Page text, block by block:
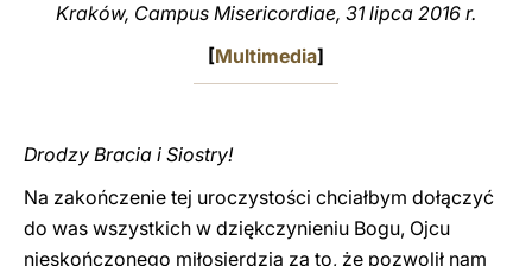
Kraków, Campus Misericordiae, 31 lipca 2016 r.
[Multimedia]
Drodzy Bracia i Siostry!
Na zakończenie tej uroczystości chciałbym dołączyć
do was wszystkich w dziękczynieniu Bogu, Ojcu
nieskończonego miłosierdzia za to, że pozwolił nam